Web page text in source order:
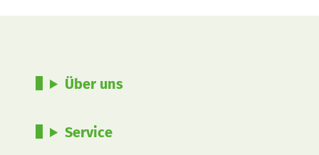
Über uns
Service